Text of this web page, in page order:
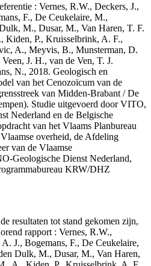
: Vernes, R.W., Deckers, J.,
F., De Ceukelaire, M.,
M., Dusar, M., Van Haren, T. F.
Kiden, P., Kruisselbrink, A. F.,
A., Meyvis, B., Munsterman, D.
J. H., van de Ven, T. J.
N., 2018. Geologisch en
van het Cenozoïcum van de
van Midden-Brabant / De
Studie uitgevoerd door VITO,
Nederland en de Belgische
van het Vlaams Planbureau
overheid, de Afdeling
van de Vlaamse
Geologische Dienst Nederland,
KRW/DHZ
resultaten tot stand gekomen zijn,
rapport : Vernes, R.W.,
J., Bogemans, F., De Ceukelaire,
Dulk, M., Dusar, M., Van Haren,